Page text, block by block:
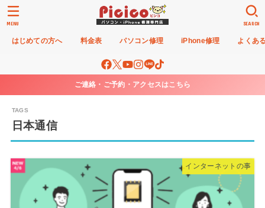
はじめての方へ 料金表 パソコン修理 iPhone修理 よくあ
SEARCH
MENU
ご連絡・ご予約・アクセスはこちら
日本通信
インターネットの事